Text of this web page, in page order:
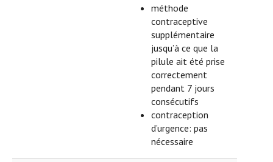
méthode
contraceptive
supplémentaire
jusqu’à ce que la
pilule ait été prise
correctement
pendant 7 jours
consécutifs
contraception
d’urgence: pas
nécessaire